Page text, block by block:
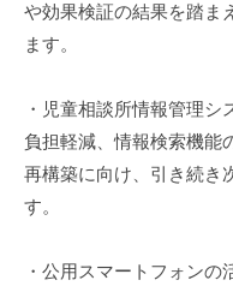
や効果検証の結果を踏ま
ます。
・児童相談所情報管理
負担軽減、情報検索機能
再構築に向け、引き続き
す。
・公用スマートフォン